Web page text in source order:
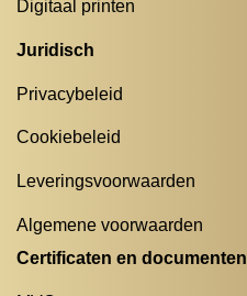
Digitaal printen
Juridisch
Privacybeleid
Cookiebeleid
Leveringsvoorwaarden
Algemene voorwaarden
Certificaten en documenten